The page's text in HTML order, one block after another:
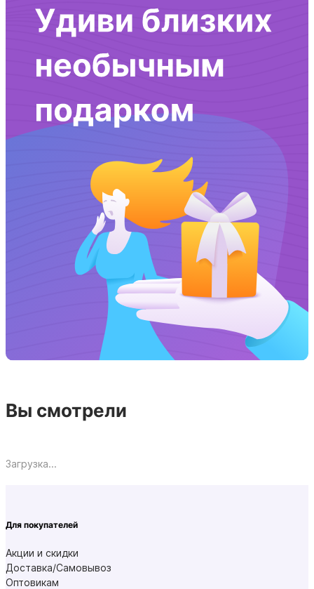
Вы смотрели
Загрузка...
Для покупателей
Акции и скидки
Доставка/Самовывоз
Оптовикам